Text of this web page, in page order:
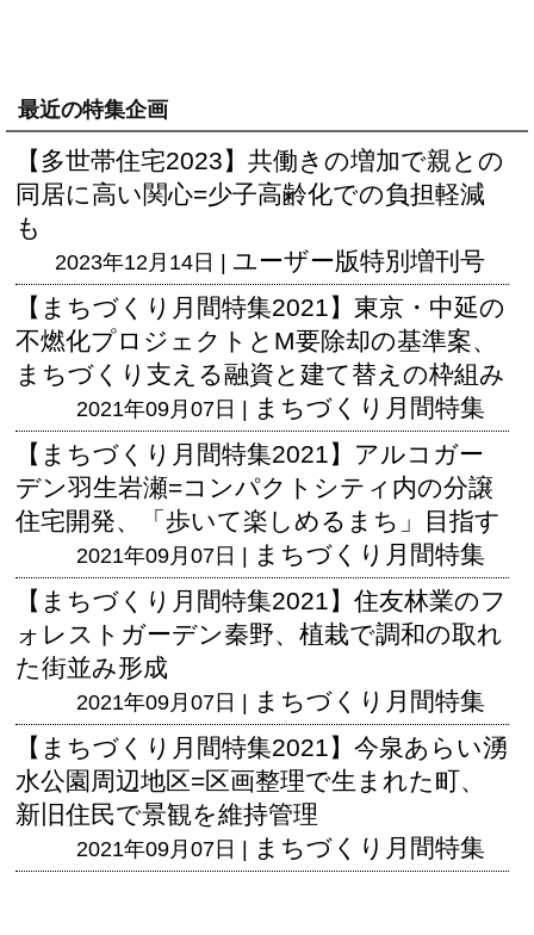
最近の特集企画
【多世帯住宅2023】共働きの増加で親との
同居に高い関心=少子高齢化での負担軽減
も
2023年12月14日 | ユーザー版特別増刊号
【まちづくり月間特集2021】東京・中延の
不燃化プロジェクトとM要除却の基準案、
まちづくり支える融資と建て替えの枠組み
2021年09月07日 | まちづくり月間特集
【まちづくり月間特集2021】アルコガー
デン羽生岩瀬=コンパクトシティ内の分譲
住宅開発、「歩いて楽しめるまち」目指す
2021年09月07日 | まちづくり月間特集
【まちづくり月間特集2021】住友林業のフ
ォレストガーデン秦野、植栽で調和の取れ
た街並み形成
2021年09月07日 | まちづくり月間特集
【まちづくり月間特集2021】今泉あらい湧
水公園周辺地区=区画整理で生まれた町、
新旧住民で景観を維持管理
2021年09月07日 | まちづくり月間特集